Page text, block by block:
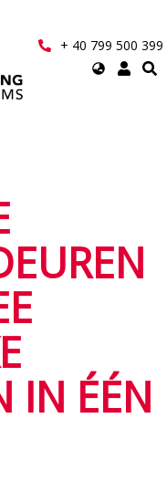
+ 40 799 500 399
Select
IN ÉÉN